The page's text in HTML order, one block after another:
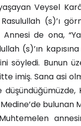
Veysel
(s)’ı
de ona,
(s)’ın
söyledi. Bunun
imiş. Sana asi
bulunan